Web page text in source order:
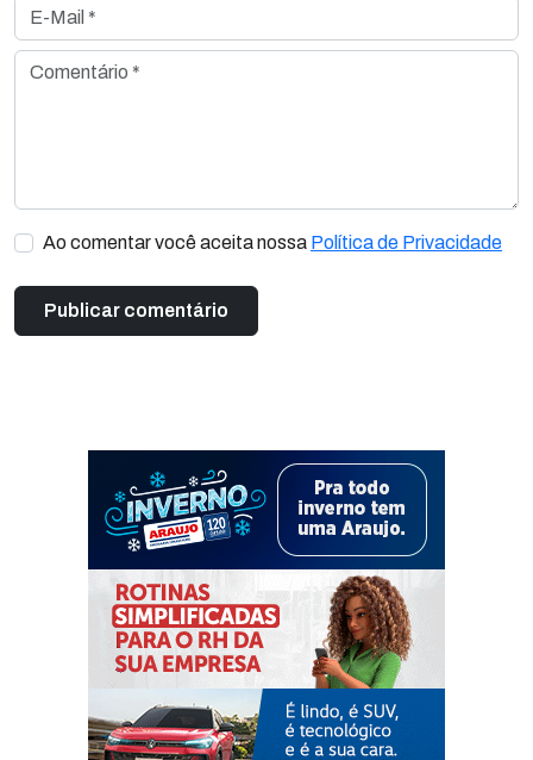
E-Mail *
Comentário *
Ao comentar você aceita nossa Política de Privacidade